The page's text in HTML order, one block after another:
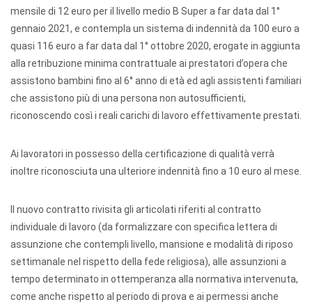
mensile di 12 euro per il livello medio B Super a far data dal 1°
gennaio 2021, e contempla un sistema di indennità da 100 euro a
quasi 116 euro a far data dal 1° ottobre 2020, erogate in aggiunta
alla retribuzione minima contrattuale ai prestatori d’opera che
assistono bambini fino al 6° anno di età ed agli assistenti familiari
che assistono più di una persona non autosufficienti,
riconoscendo così i reali carichi di lavoro effettivamente prestati.
Ai lavoratori in possesso della certificazione di qualità verrà
inoltre riconosciuta una ulteriore indennità fino a 10 euro al mese.
Il nuovo contratto rivisita gli articolati riferiti al contratto
individuale di lavoro (da formalizzare con specifica lettera di
assunzione che contempli livello, mansione e modalità di riposo
settimanale nel rispetto della fede religiosa), alle assunzioni a
tempo determinato in ottemperanza alla normativa intervenuta,
come anche rispetto al periodo di prova e ai permessi anche